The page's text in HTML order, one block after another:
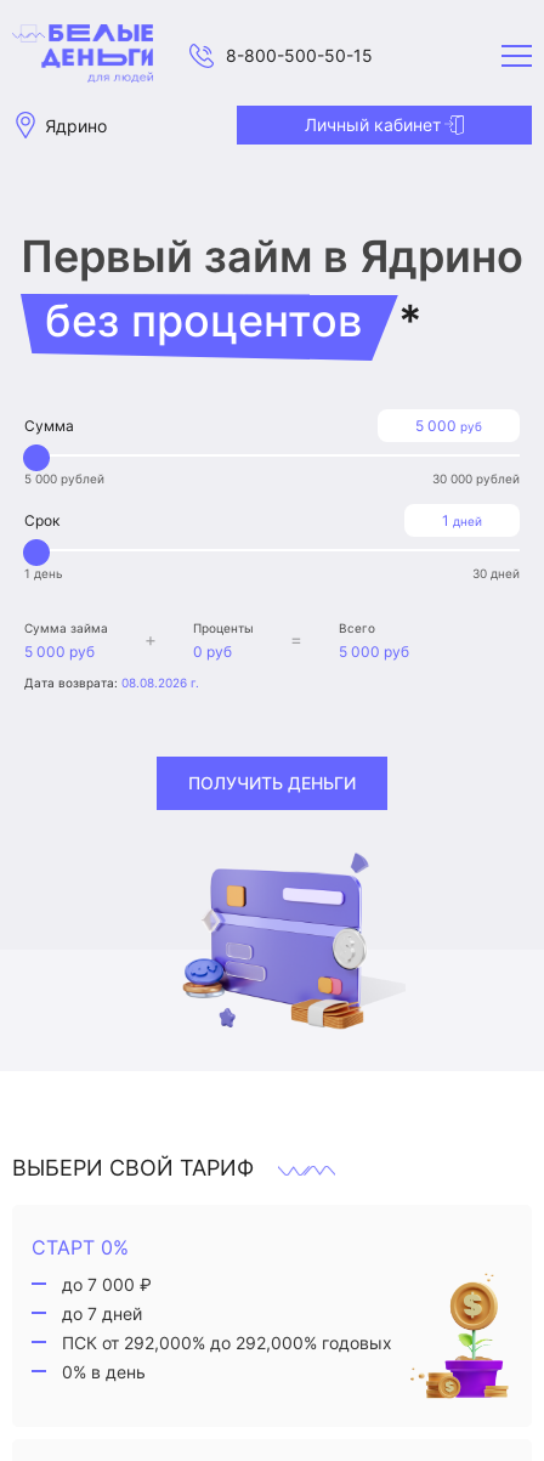
8-800-500-50-15
Ядрино Личный кабинет
Первый займ в Ядрино
без процентов
*
5 000 руб
Сумма
5 000 рублей 30 000 рублей
1 дней
Срок
1 день 30 дней
Сумма займа
5 000 руб
+ Проценты
0 руб
= Всего
5 000 руб
Дата возврата: 08.08.2026 г.
ПОЛУЧИТЬ ДЕНЬГИ
ВЫБЕРИ СВОЙ ТАРИФ
СТАРТ 0%
до 7 000 ₽
до 7 дней
ПСК от 292,000% до 292,000% годовых
0% в день